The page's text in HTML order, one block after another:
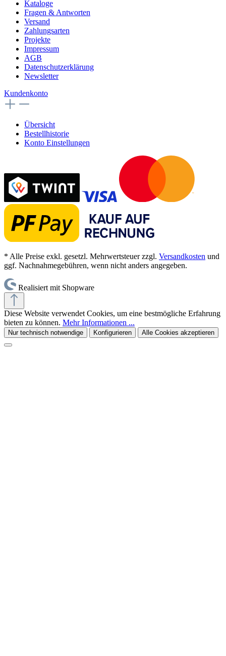
Kataloge
Fragen & Antworten
Versand
Zahlungsarten
Projekte
Impressum
AGB
Datenschutzerklärung
Newsletter
Kundenkonto
Übersicht
Bestellhistorie
Konto Einstellungen
* Alle Preise exkl. gesetzl. Mehrwertsteuer zzgl. Versandkosten und
ggf. Nachnahmegebühren, wenn nicht anders angegeben.
Realisiert mit Shopware
Diese Website verwendet Cookies, um eine bestmögliche Erfahrung
bieten zu können. Mehr Informationen ...
Nur technisch notwendige Konfigurieren Alle Cookies akzeptieren